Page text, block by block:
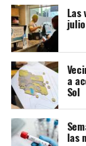
modificaciones
Las
a
Sol
las